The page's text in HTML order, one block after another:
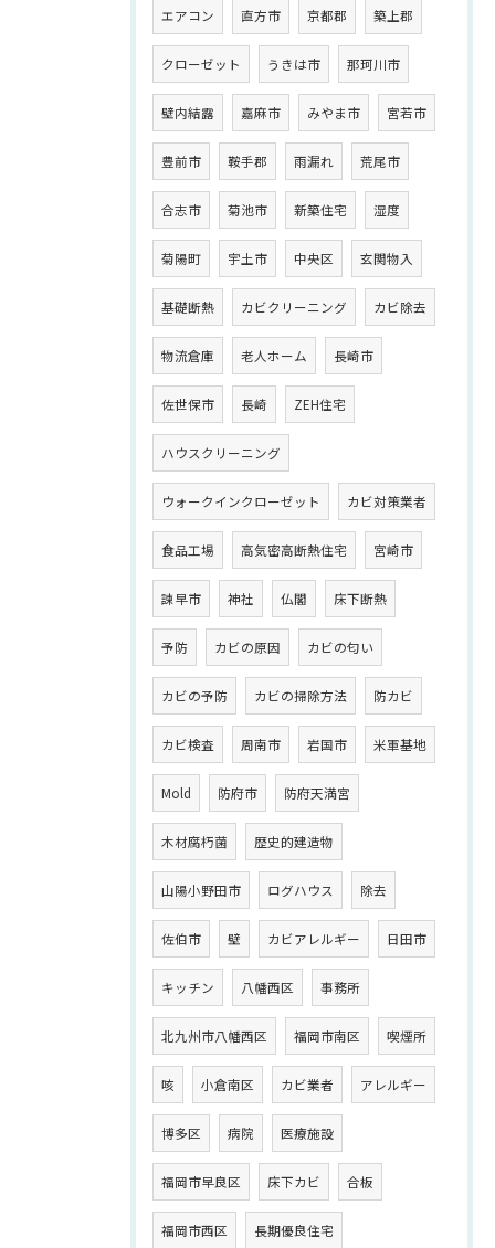
エアコン 直方市 京都郡 築上郡
クローゼット うきは市 那珂川市
壁内結露 嘉麻市 みやま市 宮若市
豊前市 鞍手郡 雨漏れ 荒尾市
合志市 菊池市 新築住宅 湿度
菊陽町 宇土市 中央区 玄関物入
基礎断熱 カビクリーニング カビ除去
物流倉庫 老人ホーム 長崎市
佐世保市 長崎 ZEH住宅
ハウスクリーニング
ウォークインクローゼット カビ対策業者
食品工場 高気密高断熱住宅 宮崎市
諫早市 神社 仏閣 床下断熱
予防 カビの原因 カビの匂い
カビの予防 カビの掃除方法 防カビ
カビ検査 周南市 岩国市 米軍基地
Mold 防府市 防府天満宮
木材腐朽菌 歴史的建造物
山陽小野田市 ログハウス 除去
佐伯市 壁 カビアレルギー 日田市
キッチン 八幡西区 事務所
北九州市八幡西区 福岡市南区 喫煙所
咳 小倉南区 カビ業者 アレルギー
博多区 病院 医療施設
福岡市早良区 床下カビ 合板
福岡市西区 長期優良住宅